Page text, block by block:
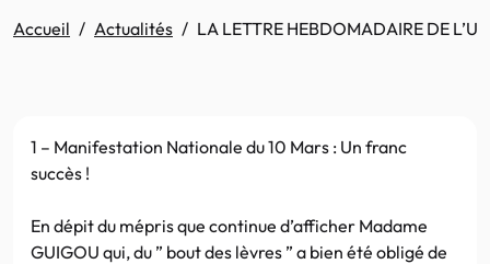
Accueil Actualités LA LETTRE HEBDOMADAIRE DE
1 – Manifestation Nationale du 10 Mars : Un franc
succès !
En dépit du mépris que continue d’afficher Madame
GUIGOU qui, du ” bout des lèvres ” a bien été obligé de